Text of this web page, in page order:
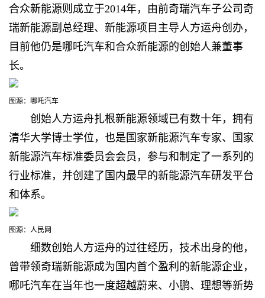
合众新能源则成立于2014年，由前奇瑞汽车子公司奇
瑞新能源副总经理、新能源项目主导人方运舟创办，
目前他仍是哪吒汽车和合众新能源的创始人兼董事
长。
图源：哪吒汽车
创始人方运舟扎根新能源领域已有数十年， 拥有
清华大学博士学位，也是国家新能源汽车专家、国家
新能源汽车标准委员会会员，参与和制定了一系列的
行业标准，并创建了国内最早的新能源汽车研发平台
和体系。
图源：人民网
细数创始人方运舟的过往经历，技术出身的他，
曾带领奇瑞新能源成为 国内首个盈利的新能源企业，
哪吒汽车在当年也一度超越蔚来、小鹏、理想等新势